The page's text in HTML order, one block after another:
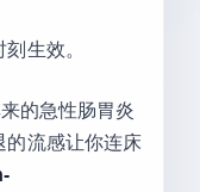
生效。
的急性肠胃炎
的流感让你连床